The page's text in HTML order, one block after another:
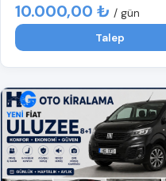
10.000,00 ₺ / gün
Talep